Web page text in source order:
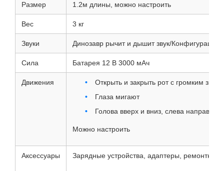
Размер 1.2м длины, можно настроить
Вес 3 кг
Звуки Динозавр рычит и дышит звук/Конфигурация
Сила Батарея 12 В 3000 мАч
Движения
Открыть и закрыть рот с громким
Глаза мигают
Голова вверх и вниз, слева направо
Можно настроить
Аксессуары Зарядные устройства, адаптеры, ремонтные